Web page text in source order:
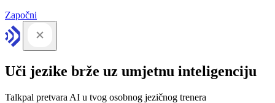
Započni
Uči jezike brže uz umjetnu inteligenciju
Talkpal pretvara AI u tvog osobnog jezičnog trenera